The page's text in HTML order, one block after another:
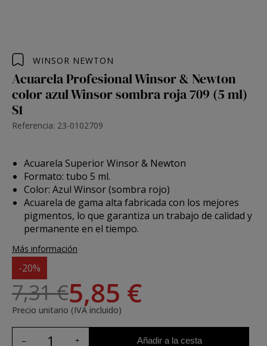
WINSOR NEWTON
Acuarela Profesional Winsor & Newton
color azul Winsor sombra roja 709 (5 ml)
S1
Referencia: 23-0102709
Acuarela Superior Winsor & Newton
Formato: tubo 5 ml.
Color: Azul Winsor (sombra rojo)
Acuarela de gama alta fabricada con los mejores
pigmentos, lo que garantiza un trabajo de calidad y
permanente en el tiempo.
Más información
-20%
7,31 €5,85 €
Precio unitario (IVA incluido)
Añadir a la cesta